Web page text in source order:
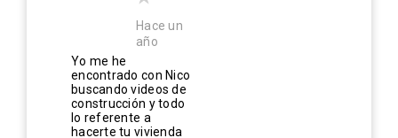
Hace un
año
Yo me he
encontrado con Nico
buscando videos de
construcción y todo
lo referente a
hacerte tu vivienda